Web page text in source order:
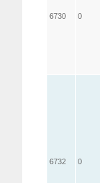
6730 0
6732 0